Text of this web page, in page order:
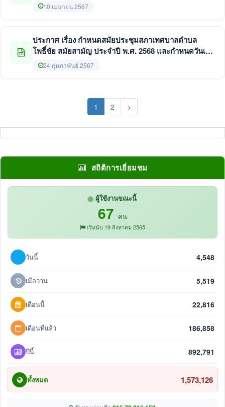
10 เมษายน 2567
ประกาศ เรื่อง กำหนดสมัยประชุมสภาเทศบาลตำบล
โพธิ์ชัย สมัยสามัญ ประจำปี พ.ศ. 2568 และกำหนดวันเริ่ม
ประชุมสมัยสามัญ สมัยแรก ประจำปี พ.ศ. 2569
24 กุมภาพันธ์ 2567
1 (current)
2 >
สถิติการเยี่ยมชม
ผู้ใช้งานขณะนี้
67 คน
เริ่มนับ 19 สิงหาคม 2565
วันนี้ 4,548
เมื่อวาน 5,519
เดือนนี้ 22,816
เดือนที่แล้ว 186,858
ปีนี้ 892,791
ทั้งหมด 1,573,126